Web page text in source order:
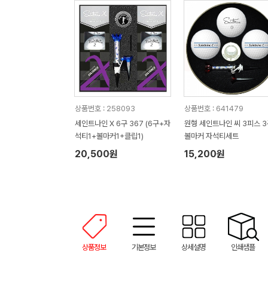
상품번호 : 258093
세인트나인 X 6구 367 (6구+자
석티1+볼마커1+클립1)
20,500원
상품번호 : 641479
원형 세인트나인 씨 3피스 3
볼마커 자석티세트
15,200원
상품정보 기본정보 상세설명 인쇄샘플